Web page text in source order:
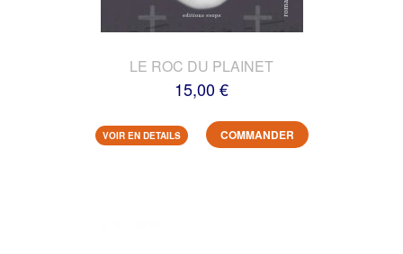
LE ROC DU PLAINET
15,00 €
VOIR EN DETAILS COMMANDER